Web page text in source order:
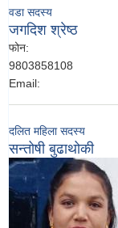
वडा सदस्य
जगदिश श्रेष्‍ठ
फोन:
9803858108
Email:
दलित महिला सदस्य
सन्तोषी बुढाथोकी